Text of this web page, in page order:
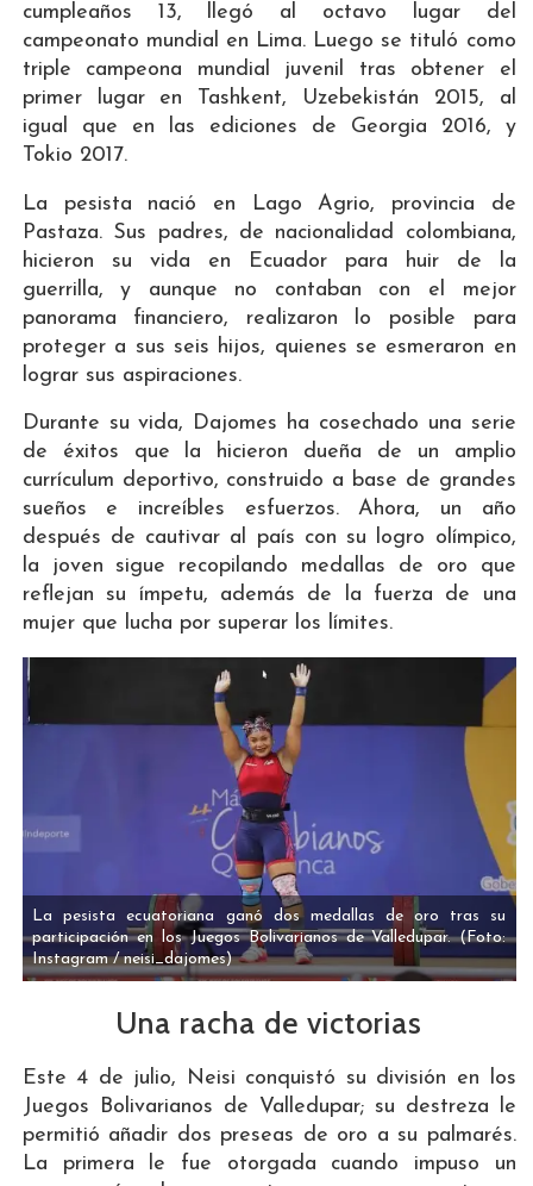
cumpleaños 13, llegó al octavo lugar del
campeonato mundial en Lima. Luego se tituló como
triple campeona mundial juvenil tras obtener el
primer lugar en Tashkent, Uzebekistán 2015, al
igual que en las ediciones de Georgia 2016, y
Tokio 2017.
La pesista nació en Lago Agrio, provincia de
Pastaza. Sus padres, de nacionalidad colombiana,
hicieron su vida en Ecuador para huir de la
guerrilla, y aunque no contaban con el mejor
panorama financiero, realizaron lo posible para
proteger a sus seis hijos, quienes se esmeraron en
lograr sus aspiraciones.
Durante su vida, Dajomes ha cosechado una serie
de éxitos que la hicieron dueña de un amplio
currículum deportivo, construido a base de grandes
sueños e increíbles esfuerzos. Ahora, un año
después de cautivar al país con su logro olímpico,
la joven sigue recopilando medallas de oro que
reflejan su ímpetu, además de la fuerza de una
mujer que lucha por superar los límites.
La pesista ecuatoriana ganó dos medallas de oro tras su
participación en los Juegos Bolivarianos de Valledupar. (Foto:
Instagram / neisi_dajomes)
Una racha de victorias
Este 4 de julio, Neisi conquistó su división en los
Juegos Bolivarianos de Valledupar; su destreza le
permitió añadir dos preseas de oro a su palmarés.
La primera le fue otorgada cuando impuso un